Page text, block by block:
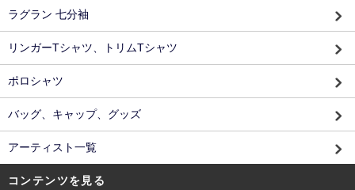
ラグラン 七分袖
リンガーTシャツ、トリムTシャツ
ポロシャツ
バッグ、キャップ、グッズ
アーティスト一覧
コンテンツを見る